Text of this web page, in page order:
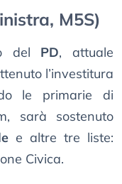
M5S)
del PD, attuale
l’investitura
le primarie di
sarà sostenuto
e altre tre liste:
Civica.